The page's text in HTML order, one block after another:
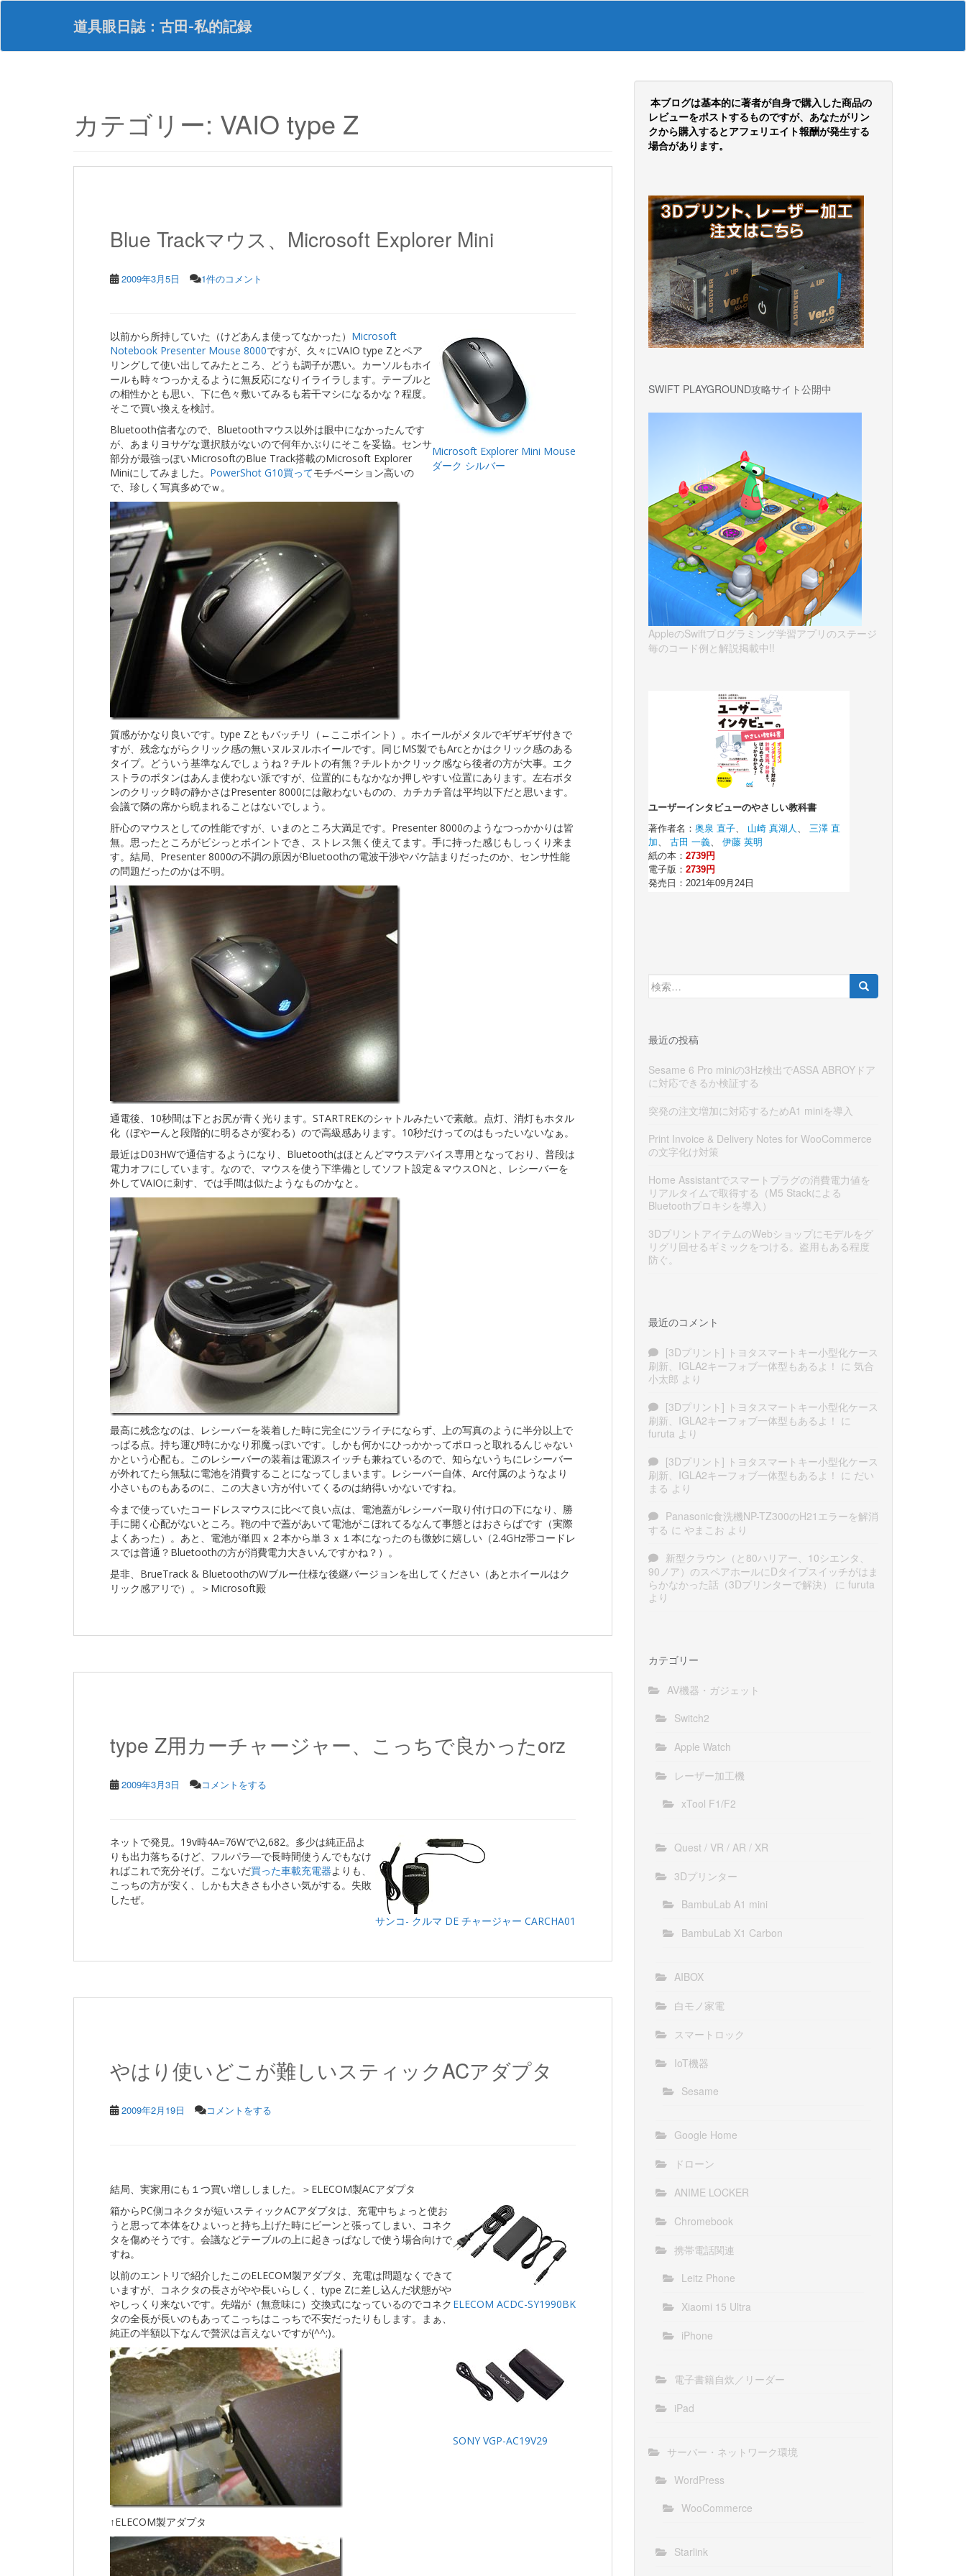
S
p
道具眼日誌：古田-私的記録
カテゴリー: VAIO type Z
Blue Trackマウス、Microsoft Explorer Mini
2009年3月5日 1件のコメント
Microsoft Explorer Mini Mouse
ダーク シルバー
以前から所持していた（けどあんま使ってなかった） Microsoft
Notebook Presenter Mouse 8000ですが、久々にVAIO type Zとペア
リングして使い出してみたところ、どうも調子が悪い。カーソルもホイ
ールも時々つっかえるように無反応になりイライラします。テーブルと
の相性かとも思い、下に色々敷いてみるも若干マシになるかな？程度。
そこで買い換えを検討。
Bluetooth信者なので、Bluetoothマウス以外は眼中になかったんです
が、あまりヨサゲな選択肢がないので何年かぶりにそこを妥協。センサ
部分が最強っぽいMicrosoftのBlue Track搭載のMicrosoft Explorer
Miniにしてみました。 PowerShot G10買ってモチベーション高いの
で、珍しく写真多めでｗ。
質感がかなり良いです。type Zともバッチリ（←ここポイント）。ホイールがメタルでギザギザ付きで
すが、残念ながらクリック感の無いヌルヌルホイールです。同じMS製でもArcとかはクリック感のある
タイプ。どういう基準なんでしょうね？チルトの有無？チルトかクリック感なら後者の方が大事。エク
ストラのボタンはあんま使わない派ですが、位置的にもなかなか押しやすい位置にあります。左右ボタ
ンのクリック時の静かさはPresenter 8000には敵わないものの、カチカチ音は平均以下だと思います。
会議で隣の席から睨まれることはないでしょう。
肝心のマウスとしての性能ですが、いまのところ大満足です。Presenter 8000のようなつっかかりは皆
無。思ったところがビシっとポイントでき、ストレス無く使えてます。手に持った感じもしっくり来ま
す。結局、Presenter 8000の不調の原因がBluetoothの電波干渉やパケ詰まりだったのか、センサ性能
の問題だったのかは不明。
通電後、10秒間は下とお尻が青く光ります。STARTREKのシャトルみたいで素敵。点灯、消灯もホタル
化（ぼやーんと段階的に明るさが変わる）ので高級感あります。10秒だけってのはもったいないなぁ。
最近はD03HWで通信するようになり、Bluetoothはほとんどマウスデバイス専用となっており、普段は
電力オフにしています。なので、マウスを使う下準備としてソフト設定＆マウスONと、レシーバーを
外してVAIOに刺す、では手間は似たようなものかなと。
最高に残念なのは、レシーバーを装着した時に完全にツライチにならず、上の写真のように半分以上で
っぱる点。持ち運び時にかなり邪魔っぽいです。しかも何かにひっかかってポロっと取れるんじゃない
かという心配も。このレシーバーの装着は電源スイッチも兼ねているので、知らないうちにレシーバー
が外れてたら無駄に電池を消費することになってしまいます。レシーバー自体、Arc付属のようなより
小さいものもあるのに、この大きい方が付いてくるのは納得いかないですね。
今まで使っていたコードレスマウスに比べて良い点は、電池蓋がレシーバー取り付け口の下になり、勝
手に開く心配がないところ。鞄の中で蓋があいて電池がこぼれてるなんて事態とはおさらばです（実際
よくあった）。あと、電池が単四ｘ２本から単３ｘ１本になったのも微妙に嬉しい（2.4GHz帯コードレ
スでは普通？Bluetoothの方が消費電力大きいんですかね？）。
是非、BrueTrack & BluetoothのWブルー仕様な後継バージョンを出してください（あとホイールはク
リック感アリで）。＞Microsoft殿
type Z用カーチャージャー、こっちで良かったorz
2009年3月3日 コメントをする
サンコ- クルマ DE チャージャー CARCHA01
ネットで発見。19v時4A=76Wで\2,682。多少は純正品よ
りも出力落ちるけど、フルパラ―で長時間使うんでもなけ
ればこれで充分そげ。こないだ買った車載充電器よりも、
こっちの方が安く、しかも大きさも小さい気がする。失敗
したぜ。
やはり使いどこが難しいスティックACアダプタ
2009年2月19日 コメントをする
ELECOM ACDC-SY1990BK
SONY VGP-AC19V29
結局、実家用にも１つ買い増ししました。＞ELECOM製ACアダプタ
箱からPC側コネクタが短いスティックACアダプタは、充電中ちょっと使お
うと思って本体をひょいっと持ち上げた時にビーンと張ってしまい、コネク
タを傷めそうです。会議などテーブルの上に起きっぱなしで使う場合向けで
すね。
以前のエントリで紹介したこのELECOM製アダプタ、充電は問題なくできて
いますが、コネクタの長さがやや長いらしく、type Zに差し込んだ状態がや
やしっくり来ないです。先端が（無意味に）交換式になっているのでコネク
タの全長が長いのもあってこっちはこっちで不安だったりもします。まぁ、
純正の半額以下なんで贅沢は言えないですが(^^;)。
↑ELECOM製アダプタ
本ブログは基本的に著者が自身で購入した商品の
レビューをポストするものですが、あなたがリン
クから購入するとアフェリエイト報酬が発生する
場合があります。
SWIFT PLAYGROUND攻略サイト公開中
AppleのSwiftプログラミング学習アプリのステージ
毎のコード例と解説掲載中!!
検
索:
最近の投稿
Sesame 6 Pro miniの3Hz検出でASSA ABROYドア
に対応できるか検証する
突発の注文増加に対応するためA1 miniを導入
Print Invoice & Delivery Notes for WooCommerce
の文字化け対策
Home Assistantでスマートプラグの消費電力値を
リアルタイムで取得する（M5 Stackによる
Bluetoothプロキシを導入）
3DプリントアイテムのWebショップにモデルをグ
リグリ回せるギミックをつける。盗用もある程度
防ぐ。
最近のコメント
[3Dプリント] トヨタスマートキー小型化ケース
刷新、IGLA2キーフォブ一体型もあるよ！ に 気合
小太郎 より
[3Dプリント] トヨタスマートキー小型化ケース
刷新、IGLA2キーフォブ一体型もあるよ！ に
furuta より
[3Dプリント] トヨタスマートキー小型化ケース
刷新、IGLA2キーフォブ一体型もあるよ！ に だい
まる より
Panasonic食洗機NP-TZ300のH21エラーを解消
する に やまこお より
新型クラウン（と80ハリアー、10シエンタ、
90ノア）のスペアホールにDタイプスイッチがはま
らかなかった話（3Dプリンターで解決）
に furuta
より
カテゴリー
AV機器・ガジェット
Switch2
Apple Watch
レーザー加工機
xTool F1/F2
Quest / VR / AR / XR
3Dプリンター
BambuLab A1 mini
BambuLab X1 Carbon
AIBOX
白モノ家電
スマートロック
IoT機器
Sesame
Google Home
ドローン
ANIME LOCKER
Chromebook
携帯電話関連
Leitz Phone
Xiaomi 15 Ultra
iPhone
電子書籍自炊／リーダー
iPad
サーバー・ネットワーク環境
WordPress
WooCommerce
Starlink